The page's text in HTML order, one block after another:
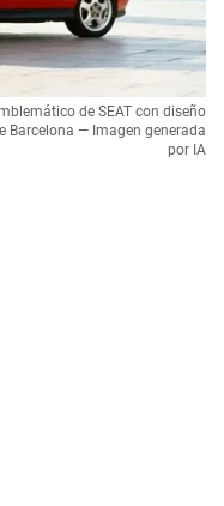
de SEAT con diseño
Barcelona — Imagen generada
por IA